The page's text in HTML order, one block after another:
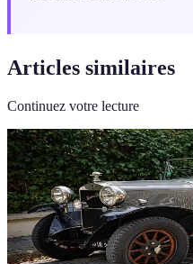
Articles similaires
Continuez votre lecture